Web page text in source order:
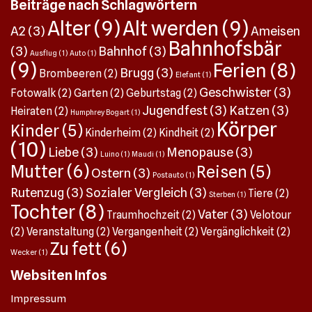
heraus. Sie knabbern an den Wurzeln und: Sie tun es immer
noch, wie ich heute früh feststellen musste. Die Rettung
naht Kurz nach meiner erniedrigenden Entdeckung öffne ich
den Newsletter des BBZ (Berufsbildungszentrum) Natur und
Ernährung Hohenrain. Das erste Weiterbildungsangebot
lautet: Mäusekurs! Wow, kann das ein Zufall sein? Und, der
Kurs ist bald, am 4. November, ich muss also nicht noch
lange warten – bin mittlerweile schon angemeldet.
Mäusezyklus – aha! Mäusekurs – Bekämpfungsstrategien
gegen Feld- und Wühlmäuse Mäusezyklus Mäuse
bekämpfung praktische Übung Topcat-Fallen Theorie und
Praxis: Biologie der Mäuse, Bekämpfungsstrategien,
praktische Anleitung auf dem Feld Das klingt an bei mir,
insbesondere der Mäusezyklus. Es ist nicht so, dass ich
einfach tatenlos dem Treiben dieser Nager zusah. Ich habe
2023 rund 110 Mäuse in meinem Garten gefangen und
getötet – ja, mit der Falle, Topcat eben. Topcat – hab’s
in vielen Hinsichten auch top. Ich serviere ihnen jeweils die
Beiträge nach Schlagwörtern
A2 (3)Alter(9)Alt werden (9)Ameisen
(3) Ausflug (1) Auto (1) Bahnhof(3) Bahnhofsbär
(9) Brombeeren(2) Brugg (3) Elefant (1) Ferien (8)
Fotowalk(2)Garten(2)Geburtstag(2) Geschwister(3)
Heiraten(2) Humphrey Bogart (1) Jugendfest(3) Katzen (3)
Kinder(5) Kinderheim(2) Kindheit(2) Körper
(10) Liebe(3) Luino (1) Maudi (1) Menopause(3)
Mutter (6)Ostern (3) Postauto (1) Reisen (5)
Rutenzug (3) Sozialer Vergleich (3) Sterben (1) Tiere(2)
Tochter(8) Traumhochzeit(2)Vater(3) Velotour
(2)Veranstaltung(2)Vergangenheit(2)Vergänglichkeit(2)
Wecker (1) Zu fett (6)
Websiten Infos
Impressum